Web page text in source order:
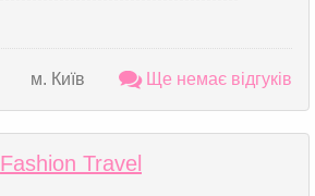
м. Київ Ще немає відгуків
Fashion Travel